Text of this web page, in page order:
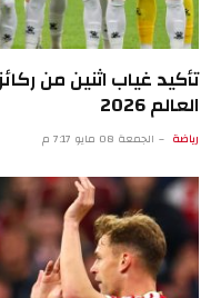
تأكيد غياب اثنين من
العالم 2026
رياضة الجمعة 08 مايو 7:17 م